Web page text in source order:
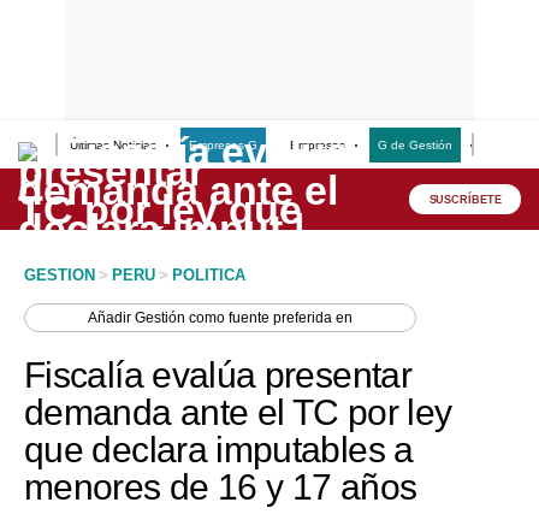
Últimas Noticias Empresas G Empresas G de Gestión
Lo último
Peru Quiosco
Economía
Mercados
Perú
SUSCRÍBETE
GESTION > PERU > POLITICA
AñadirGestión como fuente preferida en
Fiscalía evalúa presentar
demanda ante el TC por ley
que declara imputables a
menores de 16 y 17 años